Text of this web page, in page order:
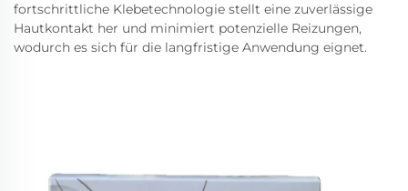
fortschrittliche Klebetechnologie stellt eine zuverlässige
Hautkontakt her und minimiert potenzielle Reizungen,
wodurch es sich für die langfristige Anwendung eignet.